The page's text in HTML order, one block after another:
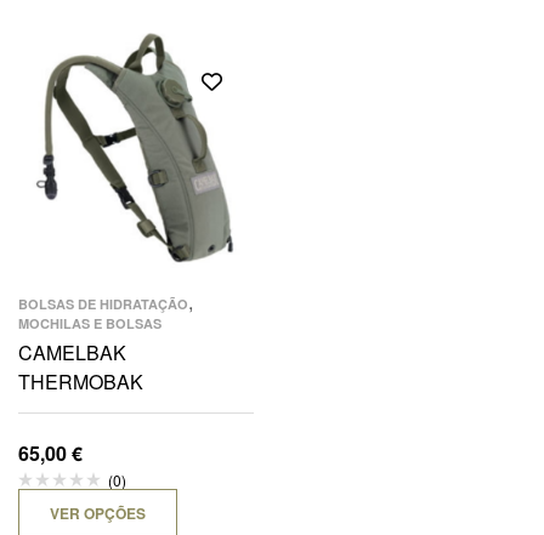
BOLSAS DE HIDRATAÇÃO,
MOCHILAS E BOLSAS
CAMELBAK
THERMOBAK
65,00€
(0)
VER OPÇÕES